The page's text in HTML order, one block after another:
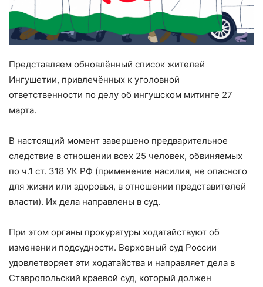
Представляем обновлённый список жителей
Ингушетии, привлечённых к уголовной
ответственности по делу об ингушском митинге 27
марта.
В настоящий момент завершено предварительное
следствие в отношении всех 25 человек, обвиняемых
по ч.1 ст. 318 УК РФ (применение насилия, не опасного
для жизни или здоровья, в отношении представителей
власти). Их дела направлены в суд.
При этом органы прокуратуры ходатайствуют об
изменении подсудности. Верховный суд России
удовлетворяет эти ходатайства и направляет дела в
Ставропольский краевой суд, который должен